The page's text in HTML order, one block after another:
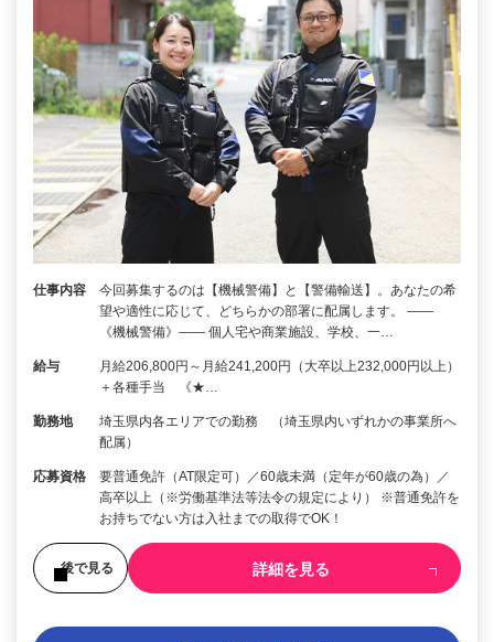
仕事内容
今回募集するのは【機械警備】と【警備輸送】。あなたの希
望や適性に応じて、どちらかの部署に配属します。 ――
《機械警備》―― 個人宅や商業施設、学校、一…
給与
月給206,800円～月給241,200円（大卒以上232,000円以上）
＋各種手当 《★…
勤務地
埼玉県内各エリアでの勤務 （埼玉県内いずれかの事業所へ
配属）
応募資格
要普通免許（AT限定可）／60歳未満（定年が60歳の為）／
高卒以上（※労働基準法等法令の規定により） ※普通免許を
お持ちでない方は入社までの取得でOK！
後で見る 詳細を見る